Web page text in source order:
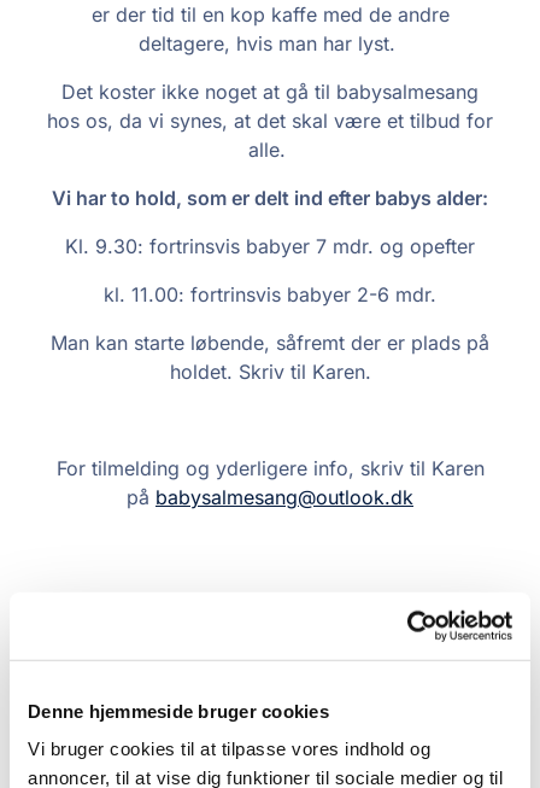
Denne hjemmeside bruger cookies
Vi bruger cookies til at tilpasse vores indhold og
annoncer, til at vise dig funktioner til sociale medier og til
er der tid til en kop kaffe med de andre
deltagere, hvis man har lyst.
Det koster ikke noget at gå til babysalmesang
hos os, da vi synes, at det skal være et tilbud for
alle.
Vi har to hold, som er delt ind efter babys alder:
Kl. 9.30: fortrinsvis babyer 7 mdr. og opefter
kl. 11.00: fortrinsvis babyer 2-6 mdr.
Man kan starte løbende, såfremt der er plads på
holdet. Skriv til Karen.
For tilmelding og yderligere info, skriv til Karen
på babysalmesang@outlook.dk